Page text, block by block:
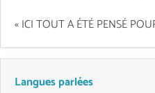
« ICI TOUT A ÉTÉ PENSÉ
Langues parlées